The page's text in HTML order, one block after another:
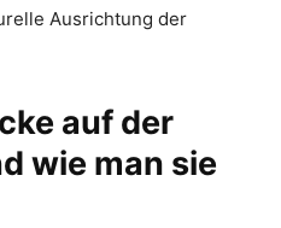
Ausrichtung der
auf der
wie man sie